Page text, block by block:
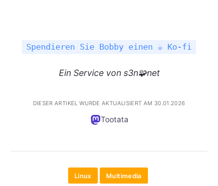
Spendieren Sie Bobby einen ☕ Ko-fi
Ein Servicevon s3n🧩net
DIESER ARTIKEL WURDE AKTUALISIERT AM 30.01.2026
Tootata
Linux Multimedia